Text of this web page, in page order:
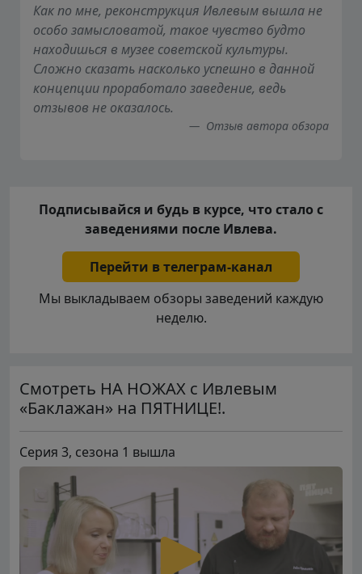
Как по мне, реконструкция Ивлевым вышла не
особо замысловатой, такое чувство будто
находишься в музее советской культуры.
Сложно сказать насколько успешно в данной
концепции проработало заведение, ведь
отзывов не оказалось.
Отзыв автора обзора
Подписывайся и будь в курсе, что стало с
заведениями после Ивлева.
Перейти в телеграм-канал
Мы выкладываем обзоры заведений каждую
неделю.
Смотреть НА НОЖАХ с Ивлевым
«Баклажан» на ПЯТНИЦЕ!.
Серия 3, сезона 1 вышла